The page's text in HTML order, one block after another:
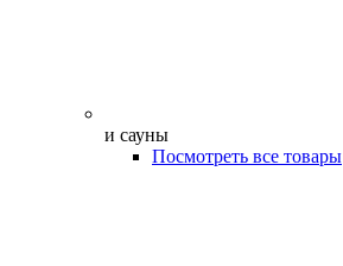
и сауны
Посмотреть все товары